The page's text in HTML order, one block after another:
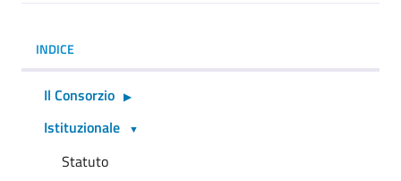
INDICE
Il Consorzio
Istituzionale
Statuto